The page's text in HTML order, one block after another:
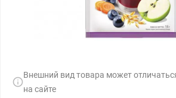
Внешний вид товара может
на сайте